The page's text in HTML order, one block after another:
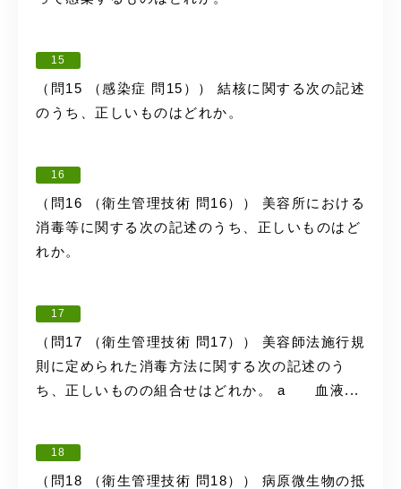
15
（問15 （感染症 問15）） 結核に関する次の記述
のうち、正しいものはどれか。
16
（問16 （衛生管理技術 問16）） 美容所における
消毒等に関する次の記述のうち、正しいものはど
れか。
17
（問17 （衛生管理技術 問17）） 美容師法施行規
則に定められた消毒方法に関する次の記述のう
ち、正しいものの組合せはどれか。 a 血液...
18
（問18 （衛生管理技術 問18）） 病原微生物の抵